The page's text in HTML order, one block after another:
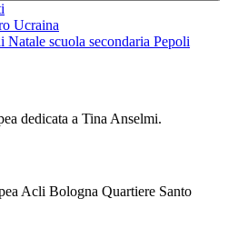
Ucraina
Natale scuola secondaria Pepoli
dedicata a Tina Anselmi.
Acli Bologna Quartiere Santo